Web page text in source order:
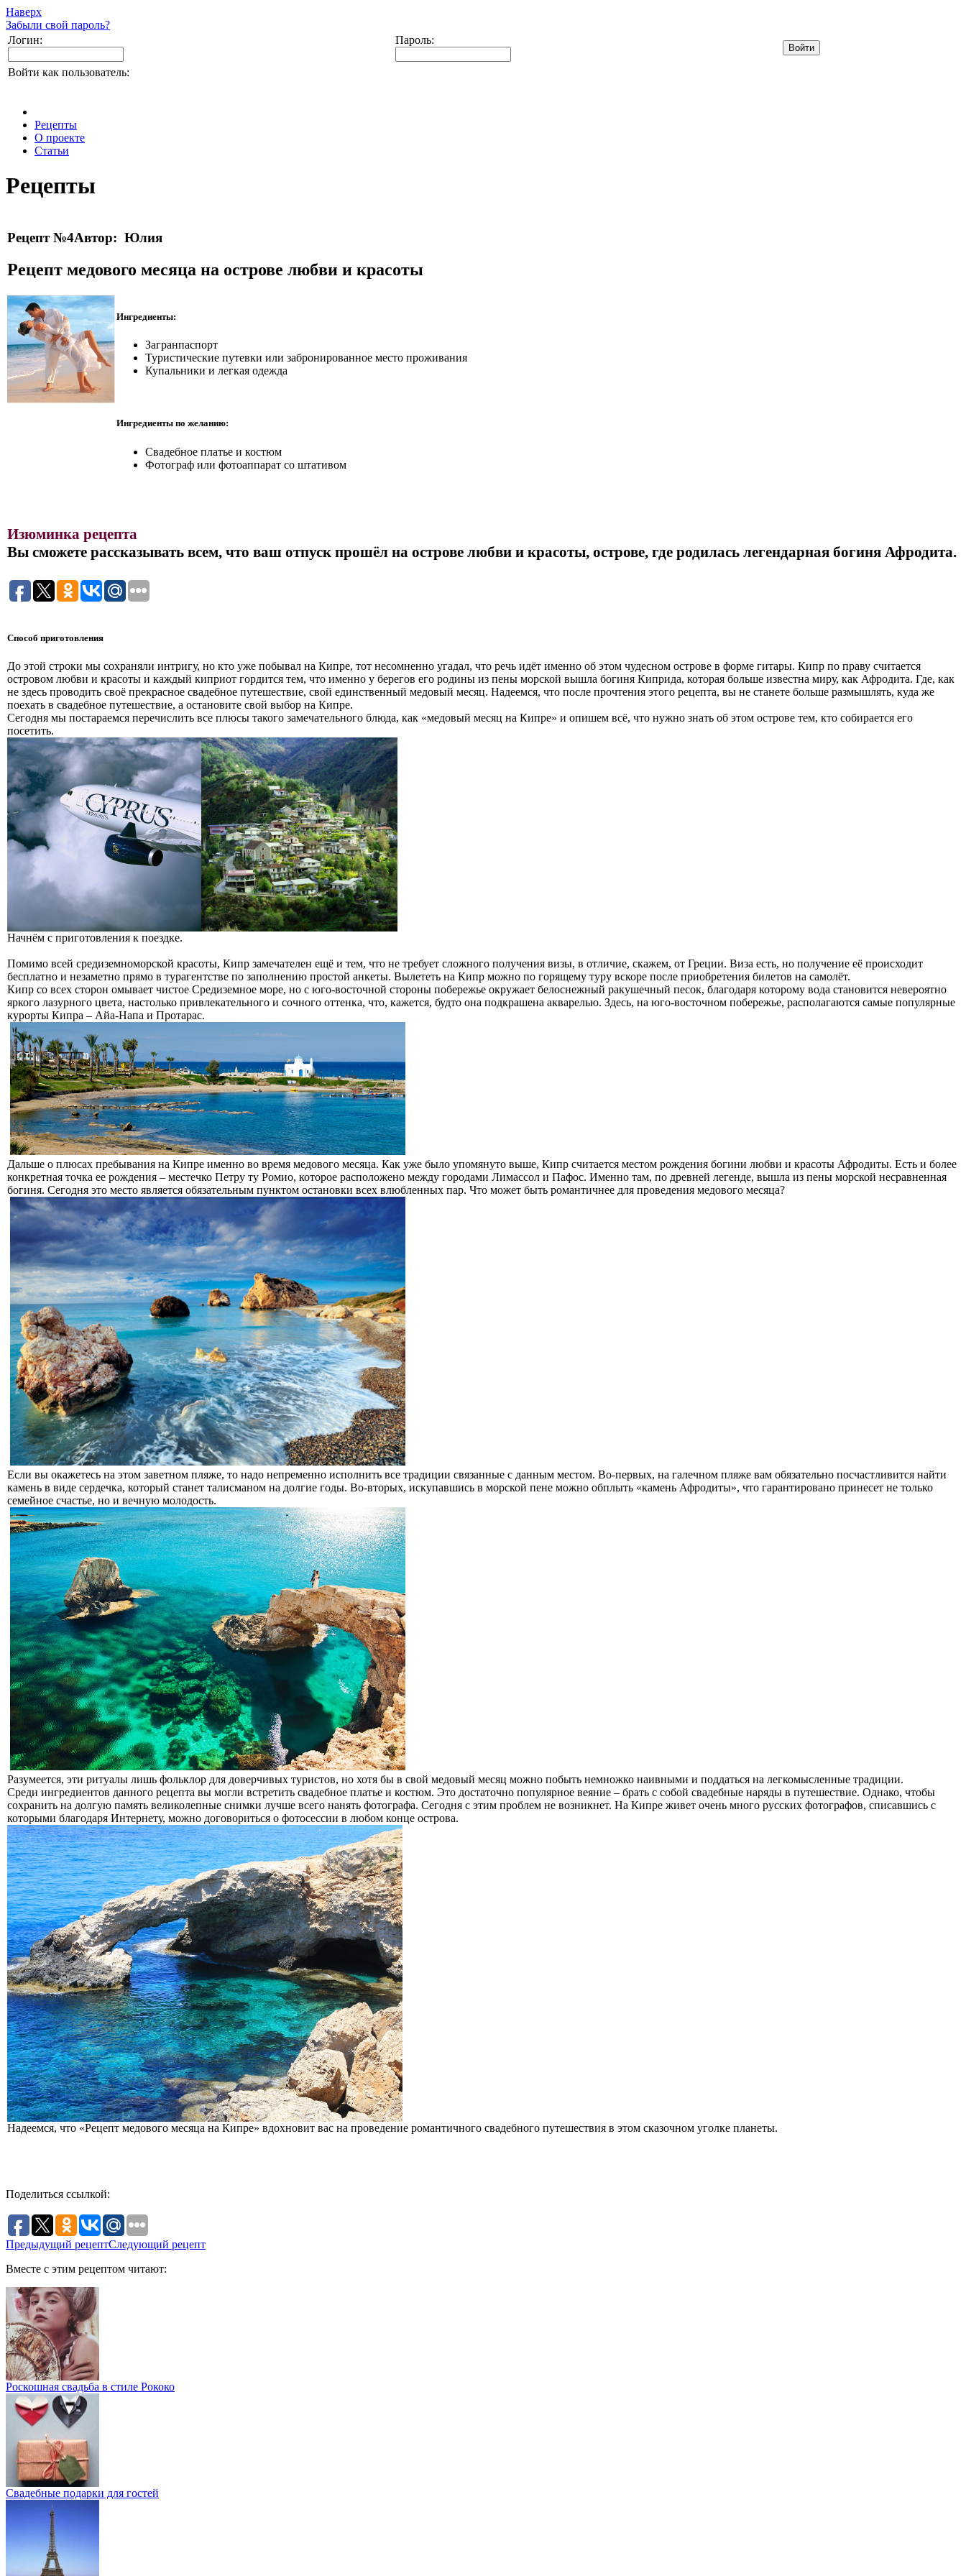
Наверх
Забыли свой пароль?
Логин:
Пароль:
Войти как пользователь:
Рецепты
О проекте
Статьи
Рецепты
Рецепт №4Автор: Юлия
Рецепт медового месяца на острове любви и красоты
Ингредиенты:
Загранпаспорт
Туристические путевки или забронированное место проживания
Купальники и легкая одежда
Ингредиенты по желанию:
Свадебное платье и костюм
Фотограф или фотоаппарат со штативом
Изюминка рецепта
Вы сможете рассказывать всем, что ваш отпуск прошёл на острове любви и красоты, острове, где родилась легендарная богиня Афродита.
Способ приготовления
До этой строки мы сохраняли интригу, но кто уже побывал на Кипре, тот несомненно угадал, что речь идёт именно об этом чудесном острове в форме гитары. Кипр по праву считается
островом любви и красоты и каждый киприот гордится тем, что именно у берегов его родины из пены морской вышла богиня Киприда, которая больше известна миру, как Афродита. Где, как
не здесь проводить своё прекрасное свадебное путешествие, свой единственный медовый месяц. Надеемся, что после прочтения этого рецепта, вы не станете больше размышлять, куда же
поехать в свадебное путешествие, а остановите свой выбор на Кипре.
Сегодня мы постараемся перечислить все плюсы такого замечательного блюда, как «медовый месяц на Кипре» и опишем всё, что нужно знать об этом острове тем, кто собирается его
посетить.
Начнём с приготовления к поездке.
Помимо всей средиземноморской красоты, Кипр замечателен ещё и тем, что не требует сложного получения визы, в отличие, скажем, от Греции. Виза есть, но получение её происходит
бесплатно и незаметно прямо в турагентстве по заполнению простой анкеты. Вылететь на Кипр можно по горящему туру вскоре после приобретения билетов на самолёт.
Кипр со всех сторон омывает чистое Средиземное море, но с юго-восточной стороны побережье окружает белоснежный ракушечный песок, благодаря которому вода становится невероятно
яркого лазурного цвета, настолько привлекательного и сочного оттенка, что, кажется, будто она подкрашена акварелью. Здесь, на юго-восточном побережье, располагаются самые популярные
курорты Кипра – Айа-Напа и Протарас.
Дальше о плюсах пребывания на Кипре именно во время медового месяца. Как уже было упомянуто выше, Кипр считается местом рождения богини любви и красоты Афродиты. Есть и более
конкретная точка ее рождения – местечко Петру ту Ромио, которое расположено между городами Лимассол и Пафос. Именно там, по древней легенде, вышла из пены морской несравненная
богиня. Сегодня это место является обязательным пунктом остановки всех влюбленных пар. Что может быть романтичнее для проведения медового месяца?
Если вы окажетесь на этом заветном пляже, то надо непременно исполнить все традиции связанные с данным местом. Во-первых, на галечном пляже вам обязательно посчастливится найти
камень в виде сердечка, который станет талисманом на долгие годы. Во-вторых, искупавшись в морской пене можно обплыть «камень Афродиты», что гарантировано принесет не только
семейное счастье, но и вечную молодость.
Разумеется, эти ритуалы лишь фольклор для доверчивых туристов, но хотя бы в свой медовый месяц можно побыть немножко наивными и поддаться на легкомысленные традиции.
Среди ингредиентов данного рецепта вы могли встретить свадебное платье и костюм. Это достаточно популярное веяние – брать с собой свадебные наряды в путешествие. Однако, чтобы
сохранить на долгую память великолепные снимки лучше всего нанять фотографа. Сегодня с этим проблем не возникнет. На Кипре живет очень много русских фотографов, списавшись с
которыми благодаря Интернету, можно договориться о фотосессии в любом конце острова.
Надеемся, что «Рецепт медового месяца на Кипре» вдохновит вас на проведение романтичного свадебного путешествия в этом сказочном уголке планеты.
Поделиться ссылкой:
Предыдущий рецептСледующий рецепт
Вместе с этим рецептом читают:
Роскошная свадьба в стиле Рококо
Свадебные подарки для гостей